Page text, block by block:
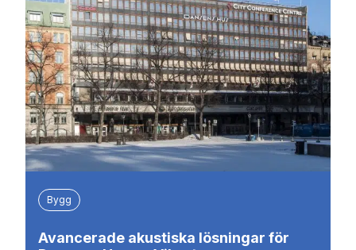
Bygg
Avancerade akustiska lösningar för